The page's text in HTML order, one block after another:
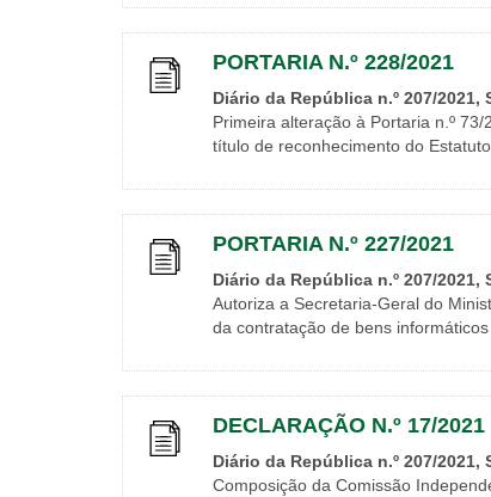
PORTARIA N.º 228/2021
Diário da República n.º 207/2021,
Primeira alteração à Portaria n.º
título de reconhecimento do
PORTARIA N.º 227/2021
Diário da República n.º 207/2021,
Autoriza a Secretaria-Geral do
da contratação de bens informáticos
DECLARAÇÃO N.º 17/2021
Diário da República n.º 207/2021,
Composição da Comissão